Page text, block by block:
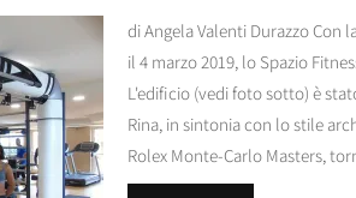
di Angela Valenti Durazzo Con
il 4 marzo 2019, lo Spazio
L'edificio (vedi foto sotto) è
Rina, in sintonia con lo stile
Rolex Monte-Carlo Masters,